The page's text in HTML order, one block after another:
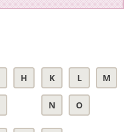
H K L M
N O